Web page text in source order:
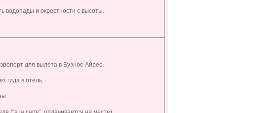
водопады и окрестности с высоты.
для вылета в Буэнос-Айрес.
гида в отель.